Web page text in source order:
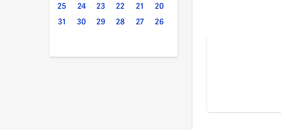
20
21
22
23
24
25
26
27
28
29
30
31